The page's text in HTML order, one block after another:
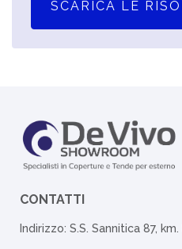
SCARICA LE
CONTATTI
Indirizzo: S.S. Sannitica 87,